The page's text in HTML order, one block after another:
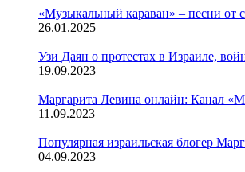
«Музыкальный караван» – песни от
26.01.2025
Узи Даян о протестах в Израиле,
19.09.2023
Маргарита Левина онлайн: Канал
11.09.2023
Популярная израильская блогер
04.09.2023